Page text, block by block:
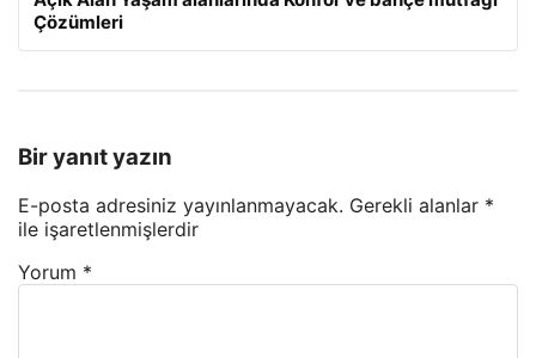
Çözümleri
Bir yanıt yazın
E-posta adresiniz yayınlanmayacak. Gerekli alanlar *
ile işaretlenmişlerdir
Yorum *